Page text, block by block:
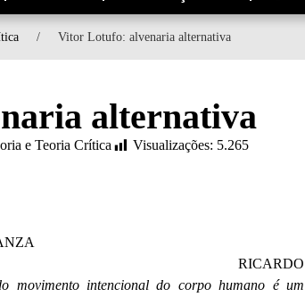
/ Vitor Lotufo: alvenaria alternativa
alternativa
e Teoria Crítica Visualizações: 5.265
CARRANZA
movimento intencional do corpo humano é um